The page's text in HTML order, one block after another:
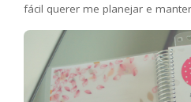
fácil querer me planejar e